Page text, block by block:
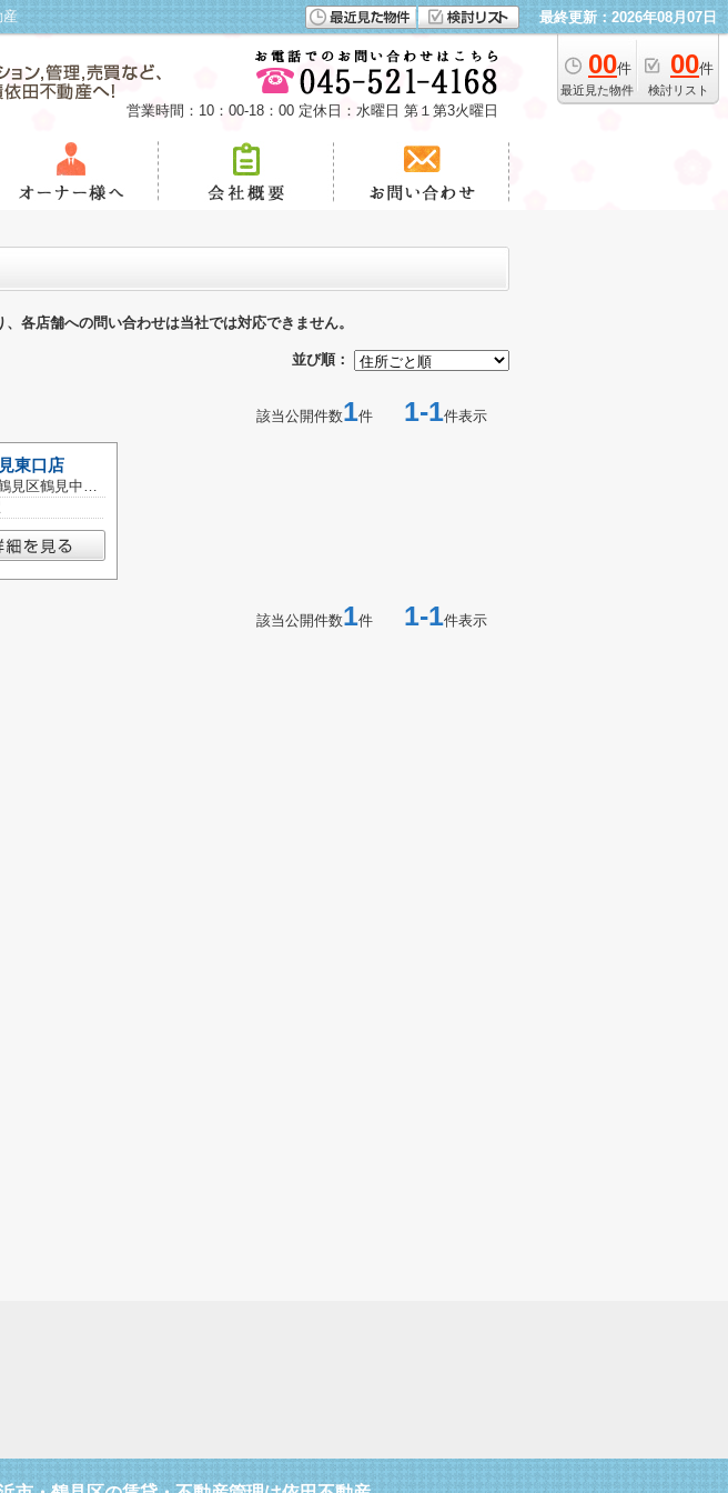
最終更新：2026年08月07日
00件
最近見た物件
00件
検討リスト
営業時間：10：00-18：00 定休日：水曜日 第１第3火曜日
各店舗への問い合わせは当社では対応できません。
並び順：
該当公開件数1件 1-1件表示
東口店
神奈川県横浜市鶴見区鶴見中央１丁目
該当公開件数1件 1-1件表示